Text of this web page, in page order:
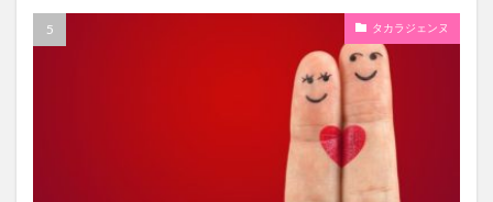
タカラジェンヌ